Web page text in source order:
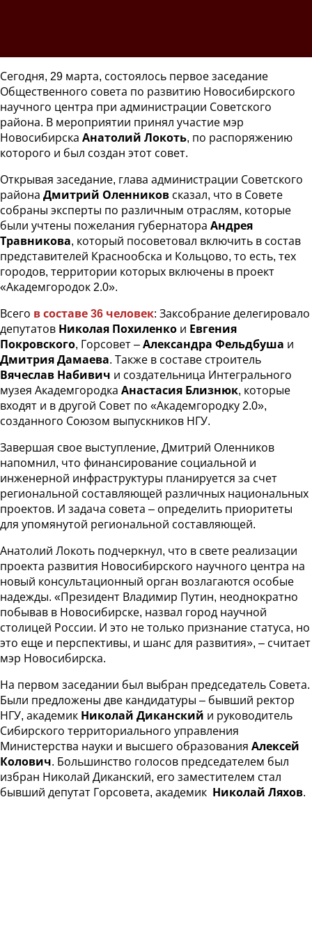
Сегодня, 29 марта, состоялось первое заседание
Общественного совета по развитию Новосибирского
научного центра при администрации Советского
района. В мероприятии принял участие мэр
Новосибирска Анатолий Локоть, по распоряжению
которого и был создан этот совет.
Открывая заседание, глава администрации Советского
района Дмитрий Оленников сказал, что в Совете
собраны эксперты по различным отраслям, которые
были учтены пожелания губернатора Андрея
Травникова, который посоветовал включить в состав
представителей Краснообска и Кольцово, то есть, тех
городов, территории которых включены в проект
«Академгородок 2.0».
Всего в составе 36 человек: Заксобрание делегировало
депутатов Николая Похиленко и Евгения
Покровского, Горсовет – Александра Фельдбуша и
Дмитрия Дамаева. Также в составе строитель
Вячеслав Набивич и создательница Интегрального
музея Академгородка Анастасия Близнюк, которые
входят и в другой Совет по «Академгородку 2.0»,
созданного Союзом выпускников НГУ.
Завершая свое выступление, Дмитрий Оленников
напомнил, что финансирование социальной и
инженерной инфраструктуры планируется за счет
региональной составляющей различных национальных
проектов. И задача совета – определить приоритеты
для упомянутой региональной составляющей.
Анатолий Локоть подчеркнул, что в свете реализации
проекта развития Новосибирского научного центра на
новый консультационный орган возлагаются особые
надежды. «Президент Владимир Путин, неоднократно
побывав в Новосибирске, назвал город научной
столицей России. И это не только признание статуса, но
это еще и перспективы, и шанс для развития», – считает
мэр Новосибирска.
На первом заседании был выбран председатель Совета.
Были предложены две кандидатуры – бывший ректор
НГУ, академик Николай Диканский и руководитель
Сибирского территориального управления
Министерства науки и высшего образования Алексей
Колович. Большинство голосов председателем был
избран Николай Диканский, его заместителем стал
бывший депутат Горсовета, академик
Николай Ляхов.